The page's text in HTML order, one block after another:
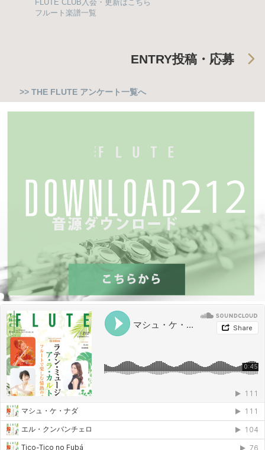
FLUTE CLUB入会・更新はこちら
フルート楽譜一覧
ENTRY投稿・応募
>> THE FLUTE アンケート一覧へ